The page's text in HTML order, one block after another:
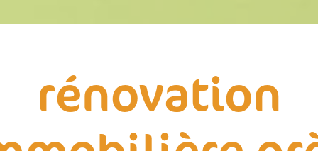
rénovation